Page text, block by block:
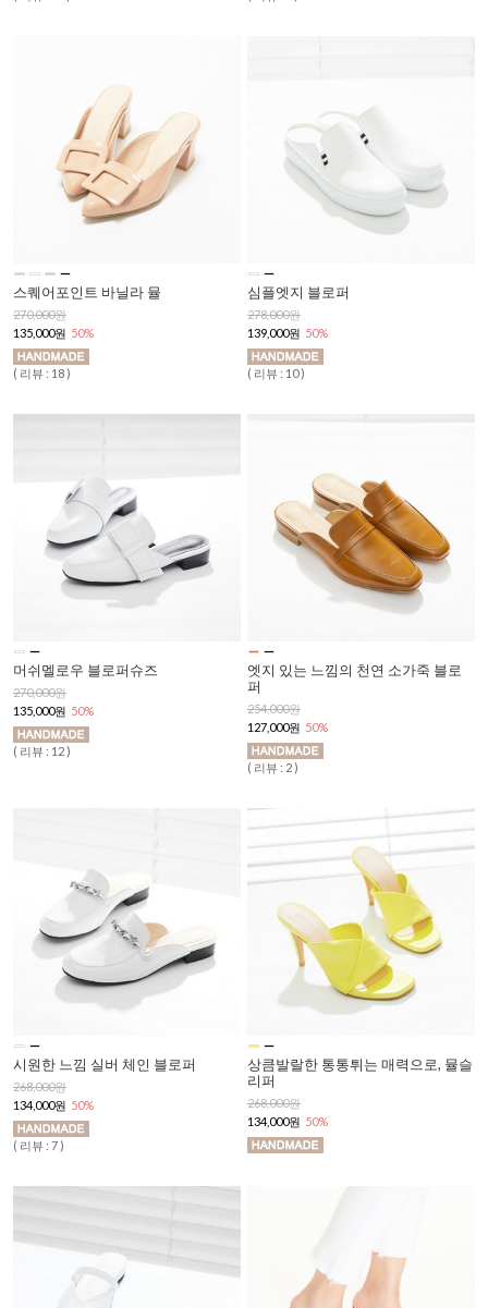
스퀘어포인트 바닐라 뮬
270,000원
135,000원 50%
( 리뷰 : 18 )
심플엣지 블로퍼
278,000원
139,000원 50%
( 리뷰 : 10 )
머쉬멜로우 블로퍼슈즈
270,000원
135,000원 50%
( 리뷰 : 12 )
엣지 있는 느낌의 천연 소가죽 블로
퍼
254,000원
127,000원 50%
( 리뷰 : 2 )
시원한 느낌 실버 체인 블로퍼
268,000원
134,000원 50%
( 리뷰 : 7 )
상큼발랄한 통통튀는 매력으로, 뮬슬
리퍼
268,000원
134,000원 50%